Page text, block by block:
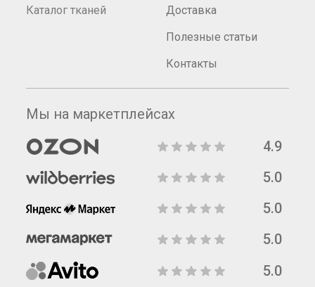
Каталог тканей
Доставка
Полезные статьи
Контакты
Мы на маркетплейсах
4.9
5.0
5.0
5.0
5.0